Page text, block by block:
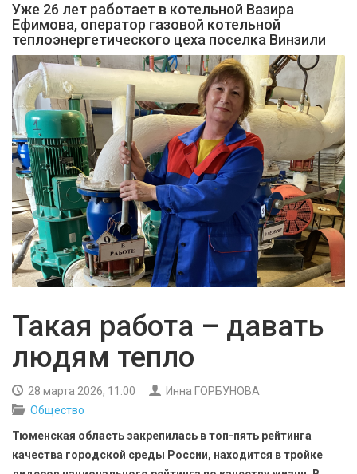
ОБЩЕСТВО
ЭКОНОМИКА
КУЛЬТУРА
БЕЗОПАСНОСТЬ
СПОРТ
АРХИВ PDF
Уже 26 лет работает в котельной Вазира
Ефимова, оператор газовой котельной
теплоэнергетического цеха поселка Винзили
Такая работа – давать
людям тепло
28 марта 2026, 11:00
Инна ГОРБУНОВА
Общество
Тюменская область закрепилась в топ-пять рейтинга
качества городской среды России, находится в тройке